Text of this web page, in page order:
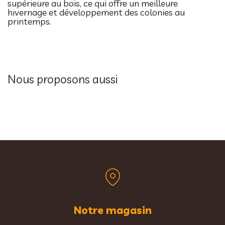
supérieure au bois, ce qui offre un meilleure
hivernage et développement des colonies au
printemps.
Nous proposons aussi
Notre magasin